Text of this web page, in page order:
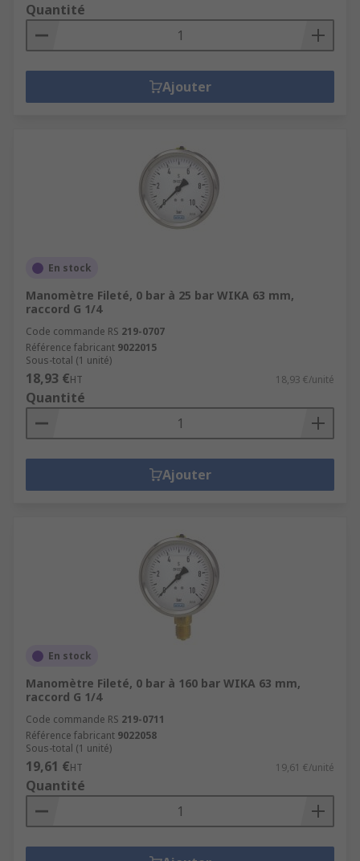
Quantité
Ajouter
En stock
Manomètre Fileté, 0 bar à 25 bar WIKA 63 mm,
raccord G 1/4
Code commande RS 219-0707
Référence fabricant 9022015
Sous-total (1 unité)
18,93 €HT 18,93 €/unité
Quantité
Ajouter
En stock
Manomètre Fileté, 0 bar à 160 bar WIKA 63 mm,
raccord G 1/4
Code commande RS 219-0711
Référence fabricant 9022058
Sous-total (1 unité)
19,61 €HT 19,61 €/unité
Quantité